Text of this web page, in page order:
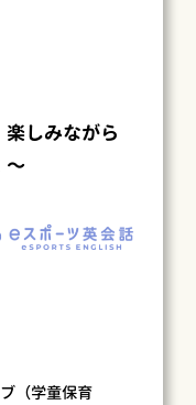
しみながら
～
（学童保育